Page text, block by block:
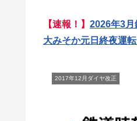
【速報！】 2026年3月
大みそか元日終夜運
2017年12月ダイヤ改正